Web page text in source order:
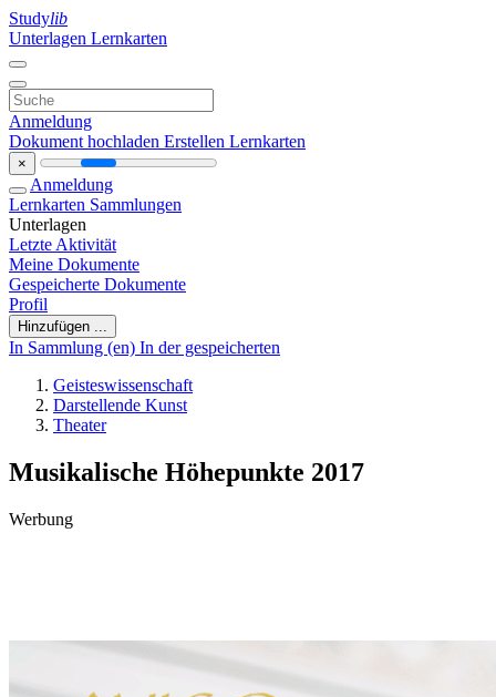
Studylib
Unterlagen Lernkarten
Anmeldung
Dokument hochladen Erstellen Lernkarten
×
Anmeldung
Lernkarten Sammlungen
Unterlagen
Letzte Aktivität
Meine Dokumente
Gespeicherte Dokumente
Profil
Hinzufügen ...
In Sammlung (en) In der gespeicherten
Geisteswissenschaft
Darstellende Kunst
Theater
Musikalische Höhepunkte 2017
Werbung